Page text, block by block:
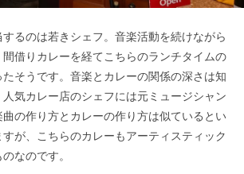
るのは若きシェフ。音楽活動を続けながら
間借りカレーを経てこちらのランチタイムの
そうです。音楽とカレーの関係の深さは知
気カレー店のシェフには元ミュージシャン
の作り方とカレーの作り方は似ているとい
が、こちらのカレーもアーティスティック
なのです。